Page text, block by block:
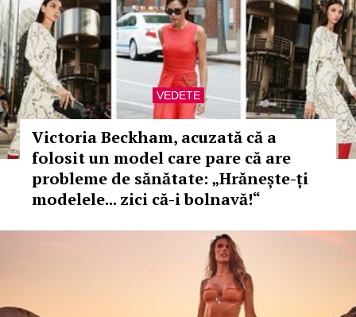
VEDETE
Victoria Beckham, acuzată că a
folosit un model care pare că are
probleme de sănătate: „Hrănește-ți
modelele... zici că-i bolnavă!“